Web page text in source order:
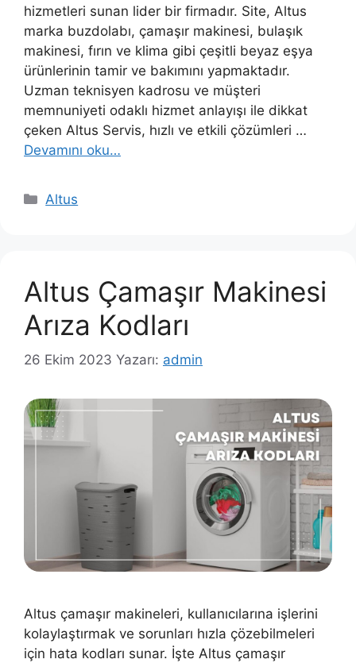
hizmetleri sunan lider bir firmadır. Site, Altus
marka buzdolabı, çamaşır makinesi, bulaşık
makinesi, fırın ve klima gibi çeşitli beyaz eşya
ürünlerinin tamir ve bakımını yapmaktadır.
Uzman teknisyen kadrosu ve müşteri
memnuniyeti odaklı hizmet anlayışı ile dikkat
çeken Altus Servis, hızlı ve etkili çözümleri …
Devamını oku…
Kategoriler
Altus
Altus Çamaşır Makinesi
Arıza Kodları
26 Ekim 2023 Yazarı: admin
Altus çamaşır makineleri, kullanıcılarına işlerini
kolaylaştırmak ve sorunları hızla çözebilmeleri
için hata kodları sunar. İşte Altus çamaşır